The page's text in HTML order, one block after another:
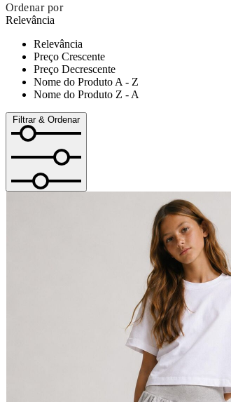
Ordenar por
Relevância
Relevância
Preço Crescente
Preço Decrescente
Nome do Produto A - Z
Nome do Produto Z - A
Filtrar & Ordenar